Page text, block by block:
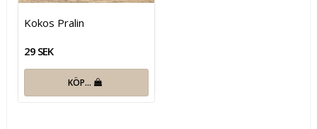
Kokos Pralin
29 SEK
KÖP…